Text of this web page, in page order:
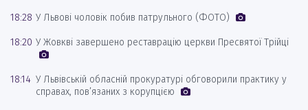
18:28 У Львові чоловік побив патрульного (ФОТО)
18:20 У Жовкві завершено реставрацію церкви Пресвятої Трійці
18:14 У Львівській обласній прокуратурі обговорили практику у
справах, пов’язаних з корупцією